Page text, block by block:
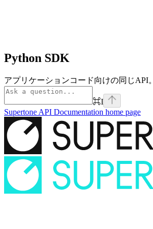
Python SDK
アプリケーションコード向けの同じAPI。
⌘I
Supertone API Documentation home page